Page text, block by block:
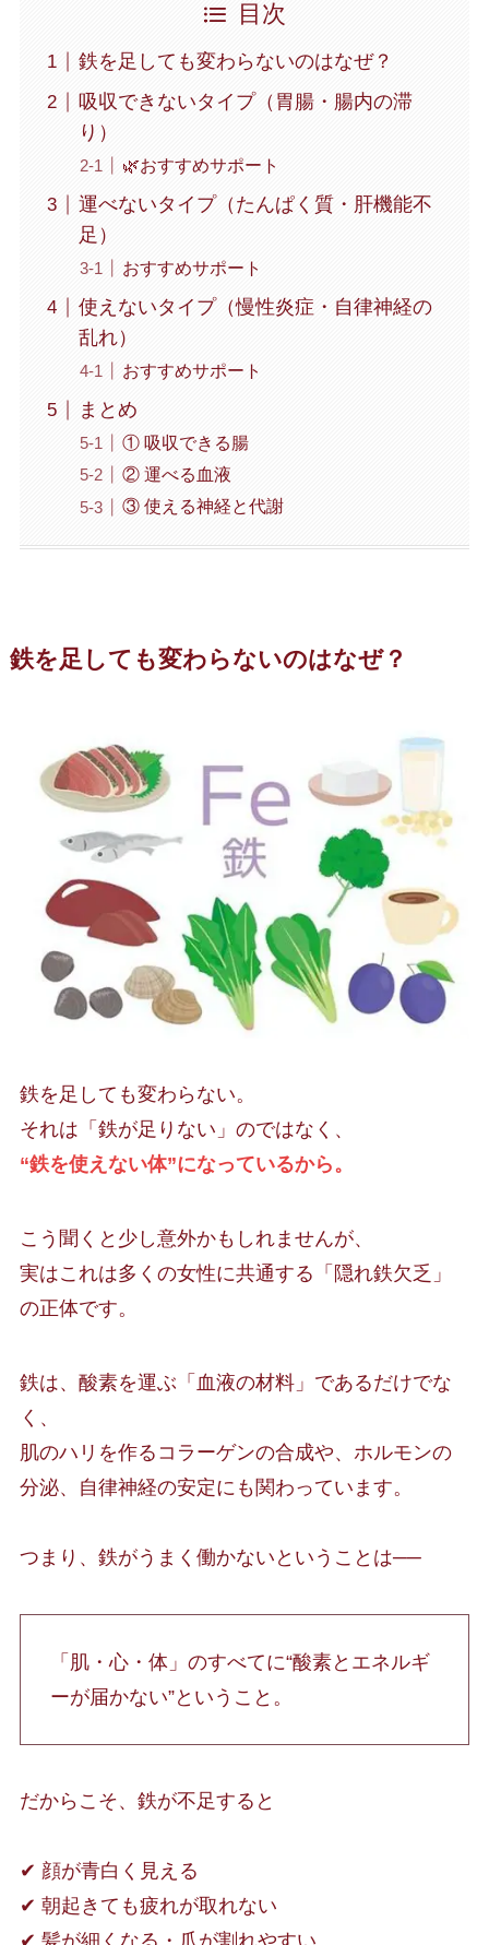
目次
鉄を足しても変わらないのはなぜ？
吸収できないタイプ（胃腸・腸内の滞
り）
🌿おすすめサポート
運べないタイプ（たんぱく質・肝機能不
足）
おすすめサポート
使えないタイプ（慢性炎症・自律神経の
乱れ）
おすすめサポート
まとめ
① 吸収できる腸
② 運べる血液
③ 使える神経と代謝
鉄を足しても変わらないのはなぜ？
鉄を足しても変わらない。
それは「鉄が足りない」のではなく、
“鉄を使えない体”になっているから。
こう聞くと少し意外かもしれませんが、
実はこれは多くの女性に共通する「隠れ鉄欠乏」
の正体です。
鉄は、酸素を運ぶ「血液の材料」であるだけでな
く、
肌のハリを作るコラーゲンの合成や、ホルモンの
分泌、自律神経の安定にも関わっています。
つまり、鉄がうまく働かないということは──
「肌・心・体」のすべてに“酸素とエネルギ
ーが届かない”ということ。
だからこそ、鉄が不足すると
✔ 顔が青白く見える
✔ 朝起きても疲れが取れない